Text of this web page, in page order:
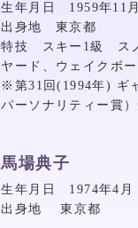
生年月日 1959年11
出身地 東京都
特技 スキー1級 ス
ヤード、ウェイクボ
※第31回(1994年) ギ
パーソナリティー賞
馬場典子
生年月日 1974年4月
出身地 東京都